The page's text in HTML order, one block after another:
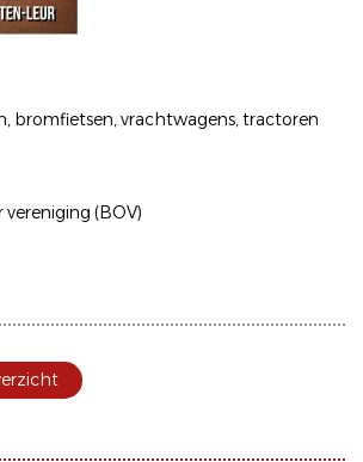
bromfietsen vrachtwagens tractoren
(BOV)